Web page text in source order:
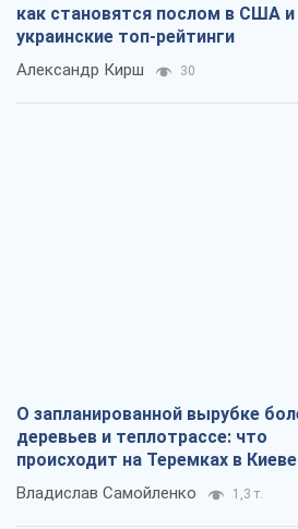
как становятся послом в США
украинские топ-рейтинги
Александр Кирш 30
О запланированной вырубке
деревьев и теплотрассе: что
происходит на Теремках в Киеве
Владислав Самойленко 1,3 т.